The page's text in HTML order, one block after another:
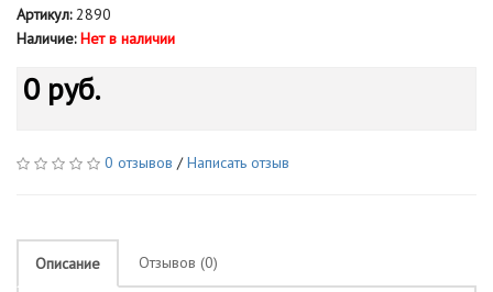
Артикул:2890
Наличие: Нет в наличии
0 руб.
0 отзывов /Написать отзыв
Описание Отзывов (0)